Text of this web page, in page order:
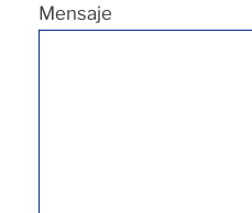
Mensaje